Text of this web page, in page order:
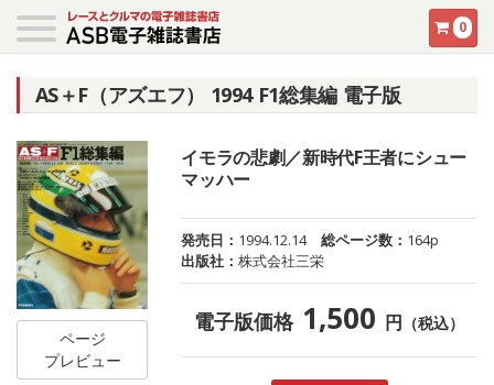
0
AS＋F（アズエフ） 1994 F1総集編 電子版
ページ
プレビュー
イモラの悲劇／新時代F王者にシュー
マッハー
発売日： 1994.12.14 総ページ数： 164p
出版社：株式会社三栄
電子版価格 1,500 円 （税込）